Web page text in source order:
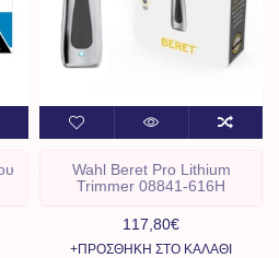
Wahl Beret Pro Lithium
Trimmer 08841-616H
117,80€
+ΠΡΟΣΘΉΚΗ ΣΤΟ ΚΑΛΆΘΙ